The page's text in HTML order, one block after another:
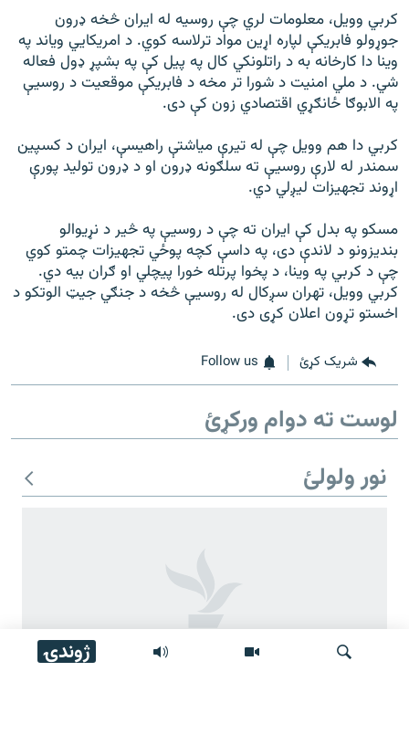
ژوندۍ
کربي وویل، معلومات لري چې روسیه له ایران څخه ډرون
جوړولو فابریکې لپاره اړین مواد ترلاسه کوي. د امریکايي ویاند په
وینا دا کارخانه به د راتلونکي کال په پیل کې په بشپړ ډول فعاله
شي. د ملي امنیت د شورا تر مخه د فابریکې موقعیت د روسیې
په الابوګا ځانګړي اقتصادي زون کې دی.
کربي دا هم وویل چې له تیرې میاشتې راهیسې، ایران د کسپین
سمندر له لارې روسیې ته سلګونه ډرون او د ډرون تولید پورې
اړوند تجهیزات لیږلي دي.
مسکو په بدل کې ایران ته چې د روسیې په څیر د نړیوالو
بندیزونو د لاندې دی، په داسې کچه پوځي تجهیزات چمتو کوي
چې د کربي په وینا، د پخوا پرتله خورا پیچلي او ګران بیه دي.
کربي وویل، تهران سږکال له روسیې څخه د جنګي جیټ الوتکو د
اخستو تړون اعلان کړی دی.
شریک کړئ Follow us
لوست ته دوام ورکړئ
نور ولولئ